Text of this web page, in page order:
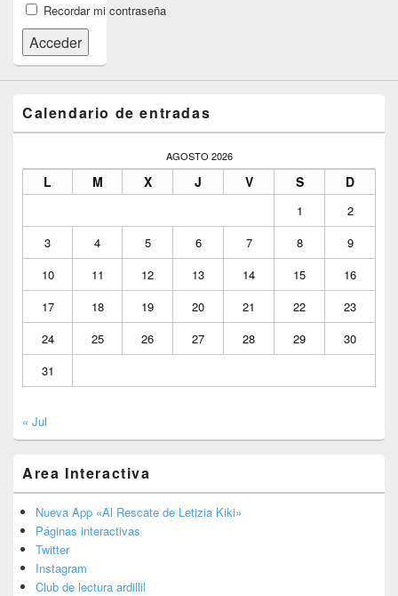
Recordar mi contraseña
Acceder
Calendario de entradas
AGOSTO 2026
L M X J V S D
1
2
3
4 5 6 7 8
9
10
11 12 13 14 15
16
17
18 19 20 21 22
23
24
25 26 27 28 29
30
31
« Jul
Area Interactiva
Nueva App «Al Rescate de Letizia Kiki»
Páginas interactivas
Twitter
Instagram
Club de lectura ardillil